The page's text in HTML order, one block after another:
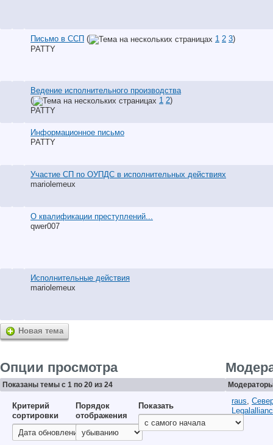
Письмо в ССП ( 1 2 3)
PATTY
Ведение исполнительного производства
(
1 2)
PATTY
Информационное письмо
PATTY
Участие СП по ОУПДС в исполнительных действиях
mariolemeux
О квалификации преступлений...
qwer007
Исполнительные действия
mariolemeux
Новая тема
Опции просмотра
Показаны темы с 1 по 20 из 24
Критерий
сортировки
Порядок
отображения
Показать
raus,